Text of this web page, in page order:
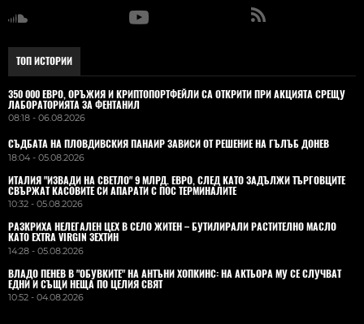
ТОП ИСТОРИИ
350 000 ЕВРО, ОРЪЖИЯ И КРИПТОПОРТФЕЙЛИ СА ОТКРИТИ ПРИ АКЦИЯТА СРЕЩУ
ЛАБОРАТОРИЯТА ЗА ФЕНТАНИЛ
08:18 - 06.08.2026
СЪДБАТА НА ПЛОВДИВСКИЯ ПАНАИР ЗАВИСИ ОТ РЕШЕНИЕ НА ГЪЛЪБ ДОНЕВ
18:04 - 05.08.2026
ИТАЛИЯ "ИЗВАДИ НА СВЕТЛО" 9 МЛРД. ЕВРО, СЛЕД КАТО ЗАДЪЛЖИ ТЪРГОВЦИТЕ
СВЪРЖАТ КАСОВИТЕ СИ АПАРАТИ С ПОС ТЕРМИНАЛИТЕ
10:32 - 05.08.2026
РАЗКРИХА НЕЛЕГАЛЕН ЦЕХ В СЕЛО ЖИТЕН – БУТИЛИРАЛИ РАСТИТЕЛНО МАСЛО
КАТО EXTRA VIRGIN ЗЕХТИН
14:28 - 05.08.2026
ВЛАДO ПЕНЕВ В "ОБУВКИТЕ" НА АНТЪНИ ХОПКИНС: НА АКТЬОРА МУ СЕ СЛУЧВАТ
ЕДНИ И СЪЩИ НЕЩА ПО ЦЕЛИЯ СВЯТ
10:52 - 04.08.2026